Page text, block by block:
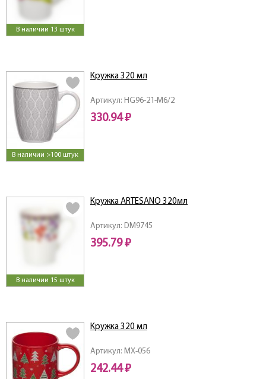
В наличии 13 штук
В наличии >100 штук
Артикул: HG96-21-M6/2
Кружка 320 мл
330.94 ₽
В наличии 15 штук
Артикул: DM9745
Кружка ARTESANO 320мл
395.79 ₽
Артикул: MX-056
Кружка 320 мл
242.44 ₽